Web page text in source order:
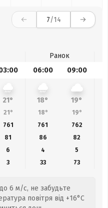
7/14
Ранок
06:00 09:00
21° 18° 19°
21° 18° 19°
761 761 762
81 86
82
6 4
5
3 33 73
6 м/с, не забудьте
повітря від +16°C